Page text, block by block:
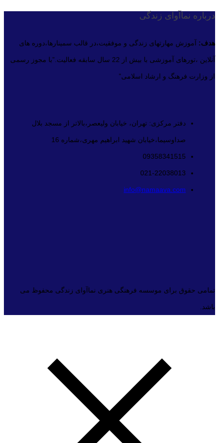
درباره نماآوای زندگی
هدف: آموزش مهارتهای زندگی و موفقیت،در قالب سمینارها،دوره های
آنلاین ،تورهای آموزشی با بیش از 22 سال سابقه فعالیت.”با مجوز رسمی
از وزارت فرهنگ و ارشاد اسلامی”
دفتر مرکزی: تهران، خیابان ولیعصر،بالاتر از مسجد بلال
صداوسیما،خیابان شهید ابراهیم مهری،شماره 16
09358341515
021-22038013
info@namaava.com
تمامی حقوق برای موسسه فرهنگی هنری نماآوای زندگی محفوظ می
باشد.